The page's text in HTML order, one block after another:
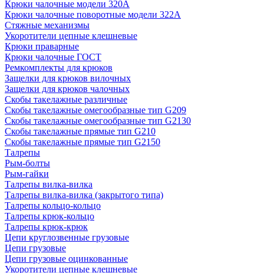
Крюки чалочные модели 320А
Крюки чалочные поворотные модели 322А
Стяжные механизмы
Укоротители цепные клешневые
Крюки праварные
Крюки чалочные ГОСТ
Ремкомплекты для крюков
Защелки для крюков вилочных
Защелки для крюков чалочных
Скобы такелажные различные
Скобы такелажные омегообразные тип G209
Скобы такелажные омегообразные тип G2130
Скобы такелажные прямые тип G210
Скобы такелажные прямые тип G2150
Талрепы
Рым-болты
Рым-гайки
Талрепы вилка-вилка
Талрепы вилка-вилка (закрытого типа)
Талрепы кольцо-кольцо
Талрепы крюк-кольцо
Талрепы крюк-крюк
Цепи круглозвенные грузовые
Цепи грузовые
Цепи грузовые оцинкованные
Укоротители цепные клешневые